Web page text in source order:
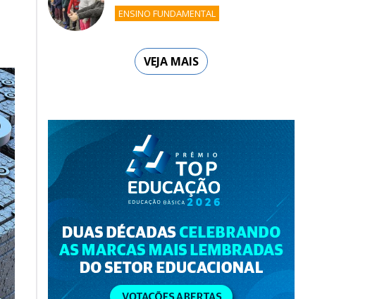
ENSINO FUNDAMENTAL
VEJA MAIS